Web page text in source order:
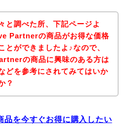
と調べた所、下記ページよ
Partnerの商品がお得な価格
とができましたよ♪なので、
の商品に興味のある方は
どを参考にされてみてはいか
？
を今すぐお得に購入したい